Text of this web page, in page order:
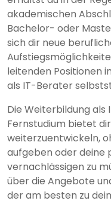
akademischen
Bachelor- oder
sich dir neue
leitenden Positionen
als IT-Berater
Die Weiterbildung
Fernstudium bietet
weiterzuentwickeln,
aufgeben oder deine
vernachlässigen zu
über die Angebote
der am besten zu